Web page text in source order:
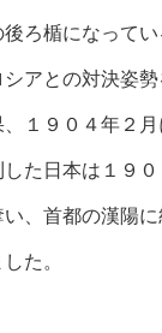
ろ楯になって
アとの対決姿
１９０４年２
た日本は１９
、首都の漢陽
た。